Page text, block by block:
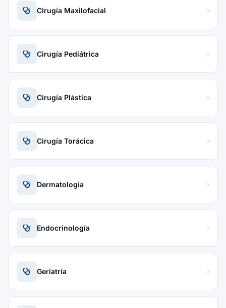
Cirugía Maxilofacial
Cirugía Pediátrica
Cirugía Plástica
Cirugía Torácica
Dermatología
Endocrinología
Geriatría